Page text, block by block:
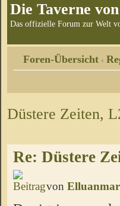
Die Taverne
Das offizielle Forum zur Welt
Foren-Übersicht ‹
Düstere Zeiten,
Re: Düstere
von